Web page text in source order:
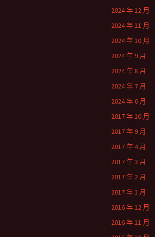
2024 年 12 月
2024 年 11 月
2024 年 10 月
2024 年 9 月
2024 年 8 月
2024 年 7 月
2024 年 6 月
2017 年 10 月
2017 年 9 月
2017 年 4 月
2017 年 3 月
2017 年 2 月
2017 年 1 月
2016 年 12 月
2016 年 11 月